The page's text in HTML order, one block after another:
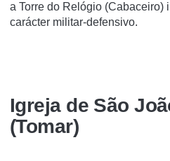
a Torre do Relógio (Cabaceiro)
carácter militar-defensivo.
Igreja de São
(Tomar)